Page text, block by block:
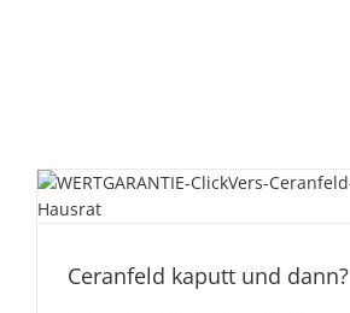
Ceranfeld kaputt und dann?